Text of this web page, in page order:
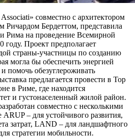
совместно с архитектором
Ричардом Бердеттом, представила
Рима на проведение Всемирной
Проект предполагает
страны-участницы по созданию
могла бы обеспечить энергией
помочь обезуглероживать
предлагается провести в Тор
в Риме, где находится
и густонаселенный жилой район.
совместно с несколькими
– для устойчивого развития,
затрат, LAND – для ландшафтного
стратегии мобильности.